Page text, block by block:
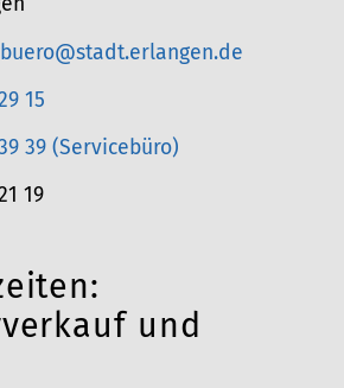
15
39 (Servicebüro)
19
und